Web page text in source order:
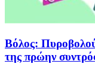
Βόλος:
της πρώην